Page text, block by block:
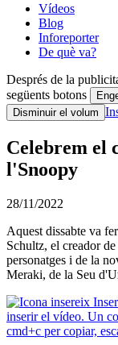
Vídeos
Blog
Inforeporter
De què va?
Després de la
següents botons
Disminuir el volum
Celebrem el
l'Snoopy
28/11/2022
Aquest dissabte va
Schultz, el creador
personatges i de la
Meraki, de la Seu
inserir el vídeo. Un
cmd+c per copiar,